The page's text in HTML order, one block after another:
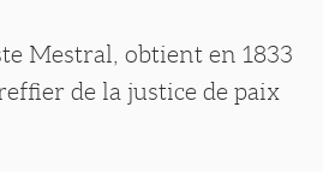
Mestral, obtient en 1833
de la justice de paix